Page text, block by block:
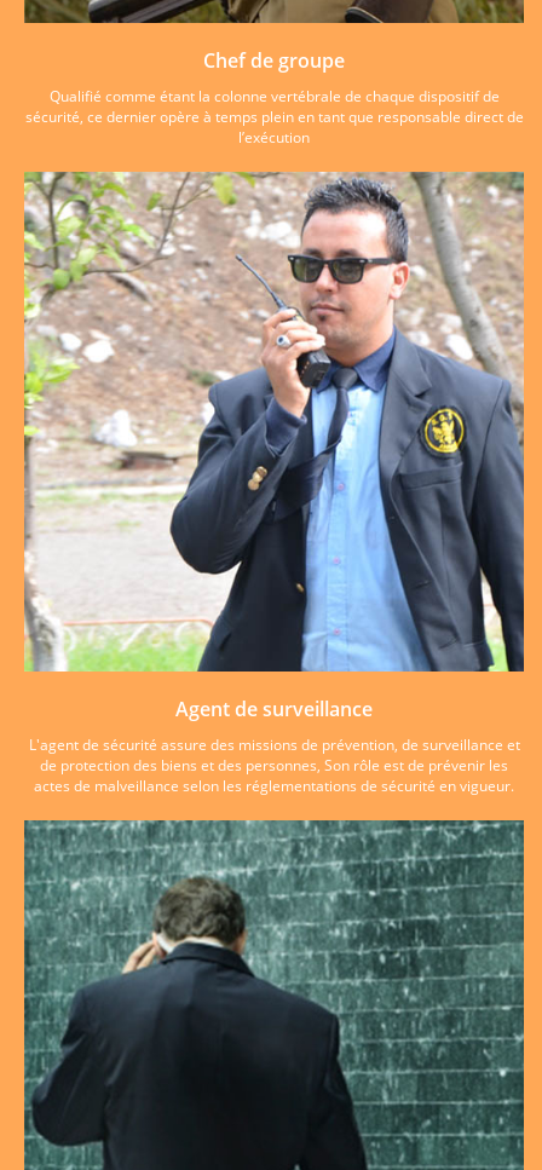
Chef de groupe
Qualifié comme étant la colonne vertébrale de chaque dispositif de
sécurité, ce dernier opère à temps plein en tant que responsable direct de
l’exécution
Agent de surveillance
L'agent de sécurité assure des missions de prévention, de surveillance et
de protection des biens et des personnes, Son rôle est de prévenir les
actes de malveillance selon les réglementations de sécurité en vigueur.